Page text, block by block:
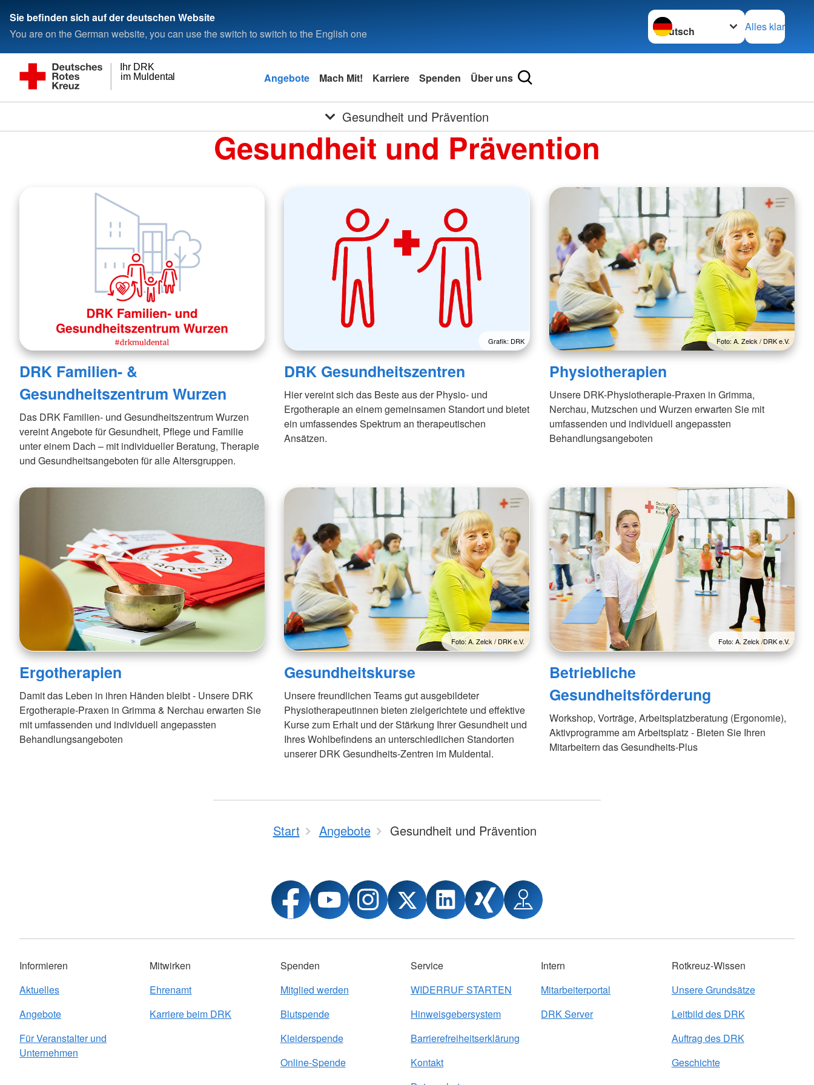
Sie befinden sich auf der deutschen Website
You are on the German website, you can use the switch to switch to the English one
Sprache wechseln zu
Alles klar
im Muldental
Ihr DRK
Angebote Mach Mit! Karriere Spenden Über uns
Gesundheit und Prävention
Gesundheit und Prävention
DRK Familien- &
Gesundheitszentrum Wurzen
Das DRK Familien- und Gesundheitszentrum Wurzen
vereint Angebote für Gesundheit, Pflege und Familie
unter einem Dach – mit individueller Beratung, Therapie
und Gesundheitsangeboten für alle Altersgruppen.
Grafik: DRK
DRK Gesundheitszentren
Hier vereint sich das Beste aus der Physio- und
Ergotherapie an einem gemeinsamen Standort und bietet
ein umfassendes Spektrum an therapeutischen
Ansätzen.
Foto: A. Zelck / DRK e.V.
Physiotherapien
Unsere DRK-Physiotherapie-Praxen in Grimma,
Nerchau, Mutzschen und Wurzen erwarten Sie mit
umfassenden und individuell angepassten
Behandlungsangeboten
Ergotherapien
Damit das Leben in ihren Händen bleibt - Unsere DRK
Ergotherapie-Praxen in Grimma & Nerchau erwarten Sie
mit umfassenden und individuell angepassten
Behandlungsangeboten
Foto: A. Zelck / DRK e.V.
Gesundheitskurse
Unsere freundlichen Teams gut ausgebildeter
Physiotherapeutinnen bieten zielgerichtete und effektive
Kurse zum Erhalt und der Stärkung Ihrer Gesundheit und
Ihres Wohlbefindens an unterschiedlichen Standorten
unserer DRK Gesundheits-Zentren im Muldental.
Foto: A. Zelck /DRK e.V.
Betriebliche
Gesundheitsförderung
Workshop, Vorträge, Arbeitsplatzberatung (Ergonomie),
Aktivprogramme am Arbeitsplatz - Bieten Sie Ihren
Mitarbeitern das Gesundheits-Plus
Start Angebote Gesundheit und Prävention
Informieren
Aktuelles
Angebote
Für Veranstalter und
Unternehmen
Mitwirken
Ehrenamt
Karriere beim DRK
Spenden
Mitglied werden
Blutspende
Kleiderspende
Online-Spende
Service
WIDERRUF STARTEN
Hinweisgebersystem
Barrierefreiheitserklärung
Kontakt
Intern
Mitarbeiterportal
DRK Server
Rotkreuz-Wissen
Unsere Grundsätze
Leitbild des DRK
Auftrag des DRK
Geschichte